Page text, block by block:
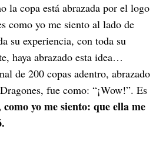
la copa está abrazada por el logo
como yo me siento al lado de
su experiencia, con toda su
haya abrazado esta idea…
de 200 copas adentro, abrazado
fue como: “¡Wow!”. Es
yo me siento: que ella me